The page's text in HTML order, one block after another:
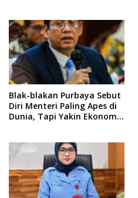
Blak-blakan Purbaya Sebut
Diri Menteri Paling Apes di
Dunia, Tapi Yakin Ekonomi